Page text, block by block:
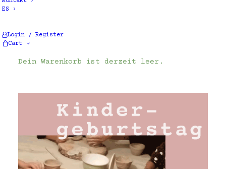
ES
Login / Register
Cart
Dein Warenkorb ist derzeit leer.